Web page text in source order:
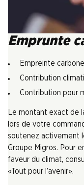
Emprunte
Empreinte
Contribution
Contribution pour
Le montant exact de
lors de votre
soutenez activement
Groupe Migros. Pour
faveur du climat,
«Tout pour l’avenir».